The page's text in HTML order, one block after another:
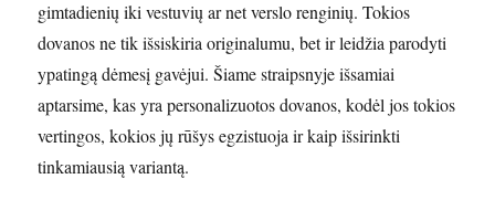
gimtadienių iki vestuvių ar net verslo renginių. Tokios
dovanos ne tik išsiskiria originalumu, bet ir leidžia parodyti
ypatingą dėmesį gavėjui. Šiame straipsnyje išsamiai
aptarsime, kas yra personalizuotos dovanos, kodėl jos tokios
vertingos, kokios jų rūšys egzistuoja ir kaip išsirinkti
tinkamiausią variantą.